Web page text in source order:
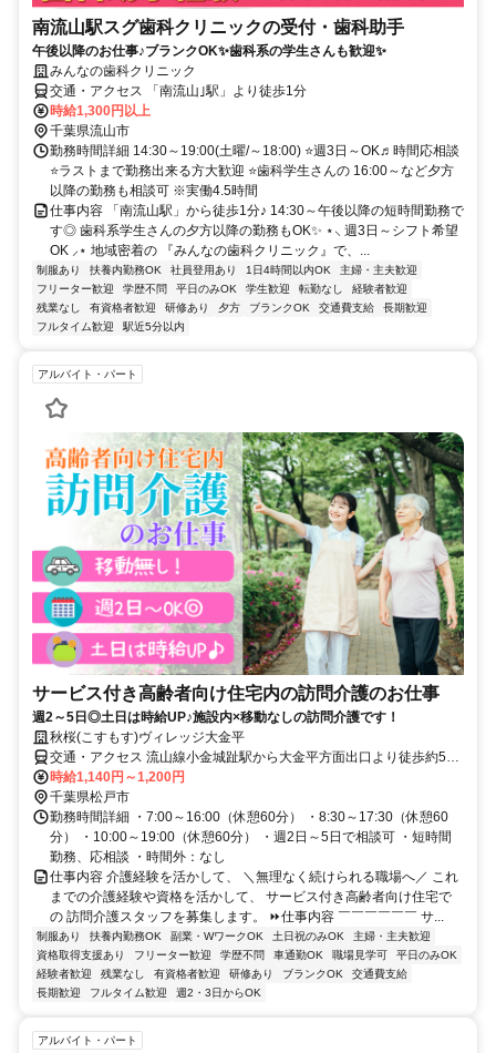
南流山駅スグ歯科クリニックの受付・歯科助手
午後以降のお仕事♪ブランクOK✨歯科系の学生さんも歓迎✨
みんなの歯科クリニック
交通・アクセス 「南流山｣駅」より徒歩1分
時給1,300円以上
千葉県流山市
勤務時間詳細 14:30～19:00(土曜/～18:00) ⭐週3日～OK♬時間応相談
⭐ラストまで勤務出来る方大歓迎 ⭐歯科学生さんの 16:00～など夕方
以降の勤務も相談可 ※実働4.5時間
仕事内容 「南流山駅」から徒歩1分♪ 14:30～午後以降の短時間勤務で
す◎ 歯科系学生さんの夕方以降の勤務もOK✨ ⋆⸜ 週3日～シフト希望
OK ⸝⋆ 地域密着の 『みんなの歯科クリニック』で、...
制服あり 扶養内勤務OK 社員登用あり 1日4時間以内OK
主婦・主夫歓迎
フリーター歓迎
学歴不問 平日のみOK 学生歓迎 転勤なし
経験者歓迎
残業なし
有資格者歓迎 研修あり 夕方 ブランクOK 交通費支給
長期歓迎
フルタイム歓迎
駅近5分以内
アルバイト・パート
サービス付き高齢者向け住宅内の訪問介護のお仕事
週2～5日◎土日は時給UP♪施設内×移動なしの訪問介護です！
秋桜(こすもす)ヴィレッジ大金平
交通・アクセス 流山線小金城趾駅から大金平方面出口より徒歩約5分
、JR北小金駅から北口より徒歩約17分、JR新松戸駅から北口より徒
歩約20分
時給1,140円～1,200円
千葉県松戸市
勤務時間詳細 ・7:00～16:00（休憩60分） ・8:30～17:30（休憩60
分） ・10:00～19:00（休憩60分） ・週2日～5日で相談可 ・短時間
勤務、応相談 ・時間外：なし
仕事内容 介護経験を活かして、 ＼無理なく続けられる職場へ／ これ
までの介護経験や資格を活かして、 サービス付き高齢者向け住宅で
の 訪問介護スタッフを募集します。 ⏩仕事内容 ￣￣￣￣￣￣ サ...
制服あり 扶養内勤務OK 副業・WワークOK 土日祝のみOK
主婦・主夫歓迎
資格取得支援あり
フリーター歓迎 学歴不問 車通勤OK 職場見学可
平日のみOK
経験者歓迎
残業なし 有資格者歓迎 研修あり ブランクOK
交通費支給
長期歓迎
フルタイム歓迎 週2・3日からOK
アルバイト・パート